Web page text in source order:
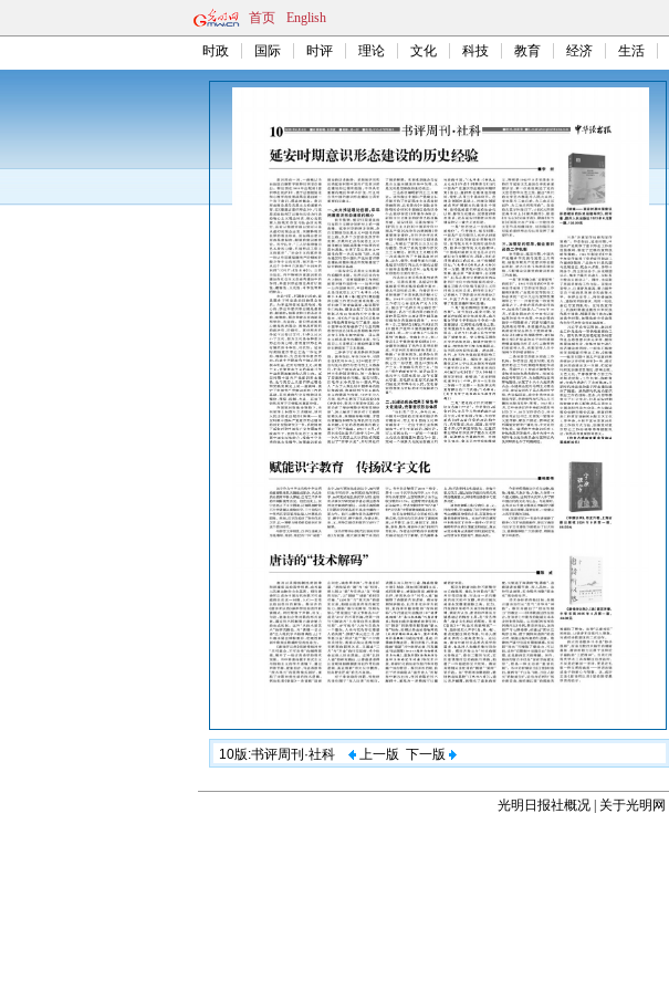
首页 English
时政 国际 时评 理论 文化 科技 教育 经济 生活
10版:书评周刊·社科 上一版 下一版
光明日报社概况 关于光明网